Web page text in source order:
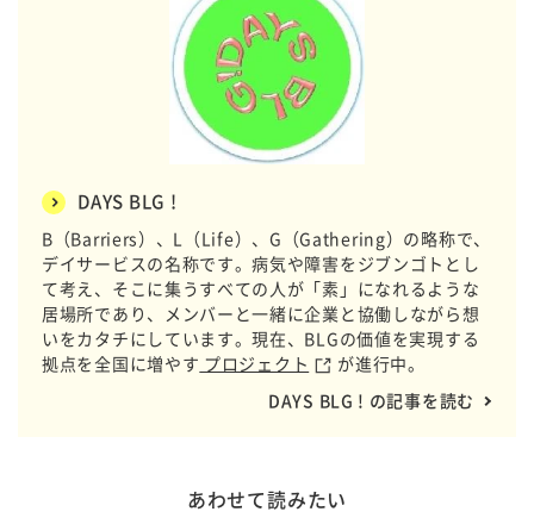
DAYS BLG !
B（Barriers）、L（Life）、G（Gathering）の略称で、
デイサービスの名称です。病気や障害をジブンゴトとし
て考え、そこに集うすべての人が「素」になれるような
居場所であり、メンバーと一緒に企業と協働しながら想
いをカタチにしています。現在、BLGの価値を実現する
拠点を全国に増やす プロジェクト
が進行中。
DAYS BLG ! の記事を読む
あわせて読みたい